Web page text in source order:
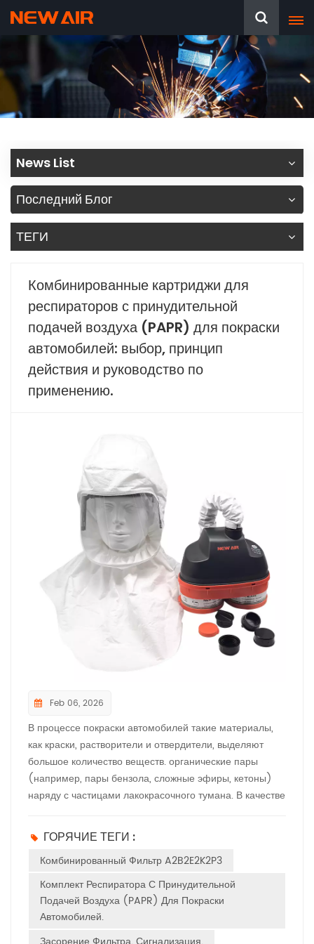
News List
Последний Блог
ТЕГИ
Комбинированные картриджи для
респираторов с принудительной
подачей воздуха (PAPR) для покраски
автомобилей: выбор, принцип
действия и руководство по
применению.
Feb 06, 2026
В процессе покраски автомобилей такие материалы,
как краски, растворители и отвердители, выделяют
большое количество веществ. органические пары
(например, пары бензола, сложные эфиры, кетоны)
наряду с частицами лакокрасочного тумана. В качестве
защиты (СИЗ) картриджи респираторов с
фильтрующим воздухом (APR) напрямую определяют
безопасность органов дыхания. Ниже приведено
подробное описание, адаптированное для
автомобильной покрасочной промышленности: I.
Основные функции и целевые загрязняющие
ГОРЯЧИЕ ТЕГИ :
Комбинированный Фильтр A2B2E2K2P3
Комплект Респиратора С Принудительной
Подачей Воздуха (PAPR) Для Покраски
Автомобилей.